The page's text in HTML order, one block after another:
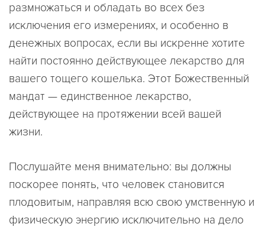
размножаться и обладать во всех без
исключения его измерениях, и особенно в
денежных вопросах, если вы искренне хотите
найти постоянно действующее лекарство для
вашего тощего кошелька. Этот Божественный
мандат — единственное лекарство,
действующее на протяжении всей вашей
жизни.
Послушайте меня внимательно: вы должны
поскорее понять, что человек становится
плодовитым, направляя всю свою умственную и
физическую энергию исключительно на дело